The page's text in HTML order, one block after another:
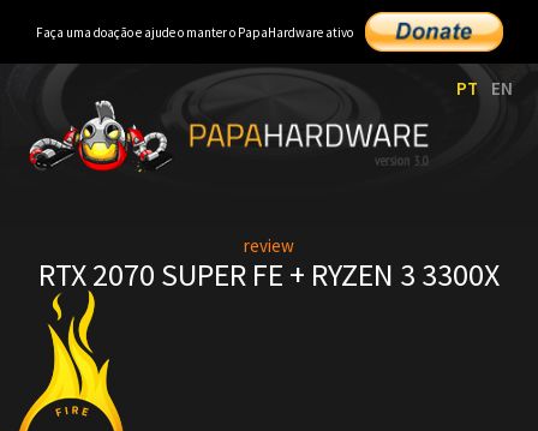
Faça uma doação e ajude o manter o PapaHardware ativo
PT EN
review
RTX 2070 SUPER FE + RYZEN 3 3300X